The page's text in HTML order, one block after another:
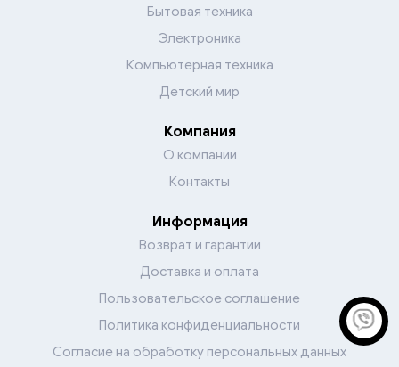
Бытовая техника
Электроника
Компьютерная техника
Детский мир
Компания
О компании
Контакты
Информация
Возврат и гарантии
Доставка и оплата
Пользовательское соглашение
Политика конфиденциальности
Согласие на обработку персональных данных